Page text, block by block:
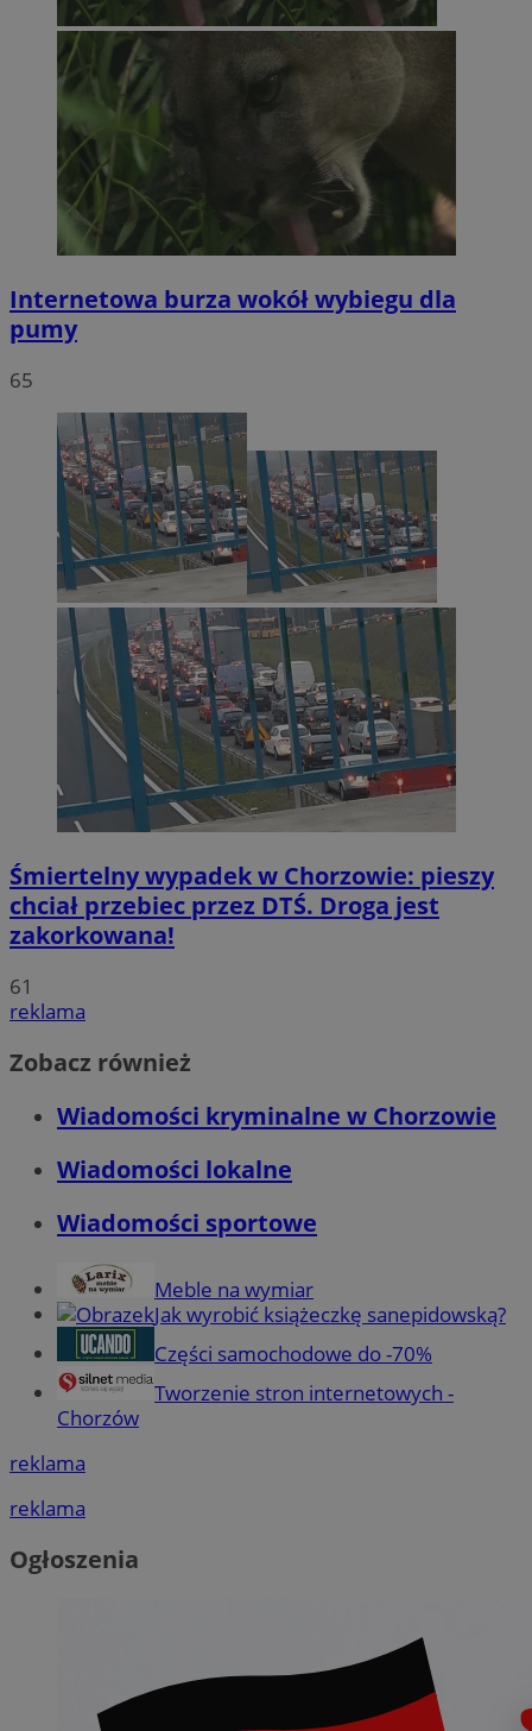
Internetowa burza wokół wybiegu dla
pumy
65
Śmiertelny wypadek w Chorzowie: pieszy
chciał przebiec przez DTŚ. Droga jest
zakorkowana!
61
reklama
Zobacz również
Wiadomości kryminalne w Chorzowie
Wiadomości lokalne
Wiadomości sportowe
Meble na wymiar
Jak wyrobić książeczkę sanepidowską?
Części samochodowe do -70%
Tworzenie stron internetowych -
Chorzów
reklama
reklama
Ogłoszenia